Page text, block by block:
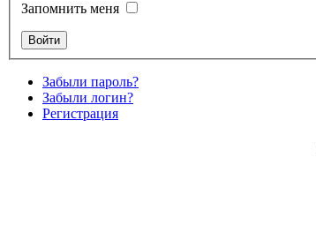
Запомнить меня
Забыли пароль?
Забыли логин?
Регистрация